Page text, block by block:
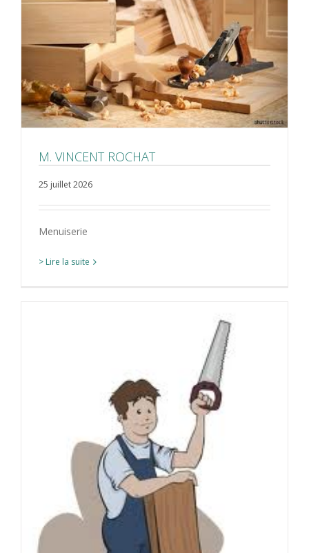
M. VINCENT ROCHAT
25 juillet 2026
Menuiserie
> Lire la suite